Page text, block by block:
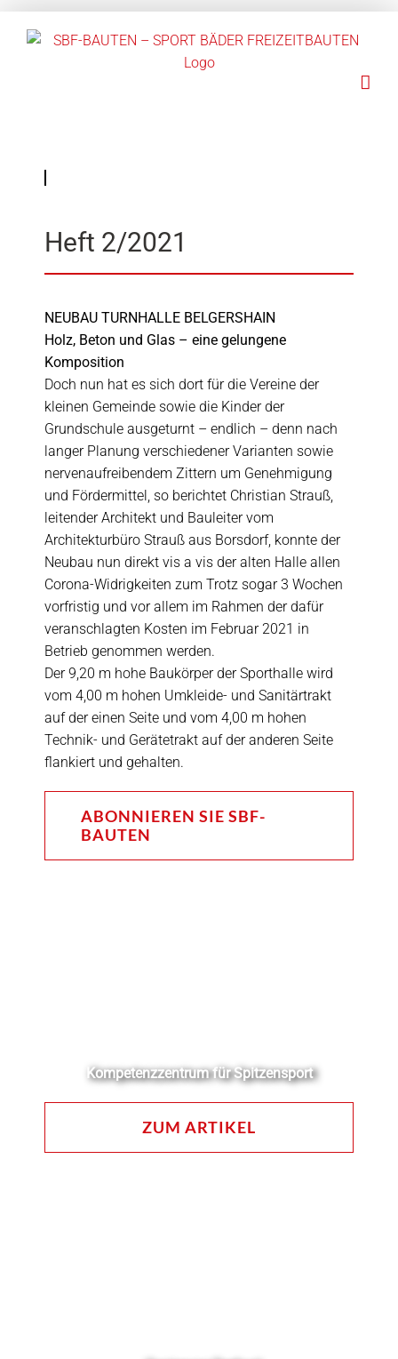
Inhalt
Heft 2/2021
NEUBAU TURNHALLE BELGERSHAIN
Holz, Beton und Glas – eine gelungene
Komposition
Doch nun hat es sich dort für die Vereine der
kleinen Gemeinde sowie die Kinder der
Grundschule ausgeturnt – endlich – denn nach
langer Planung verschiedener Varianten sowie
nervenaufreibendem Zittern um Genehmigung
und Fördermittel, so berichtet Christian Strauß,
leitender Architekt und Bauleiter vom
Architekturbüro Strauß aus Borsdorf, konnte der
Neubau nun direkt vis a vis der alten Halle allen
Corona-Widrigkeiten zum Trotz sogar 3 Wochen
vorfristig und vor allem im Rahmen der dafür
veranschlagten Kosten im Februar 2021 in
Betrieb genommen werden.
Der 9,20 m hohe Baukörper der Sporthalle wird
vom 4,00 m hohen Umkleide- und Sanitärtrakt
auf der einen Seite und vom 4,00 m hohen
Technik- und Gerätetrakt auf der anderen Seite
flankiert und gehalten.
ABONNIEREN SIE SBF-
BAUTEN
Kompetenzzentrum für Spitzensport
ZUM ARTIKEL